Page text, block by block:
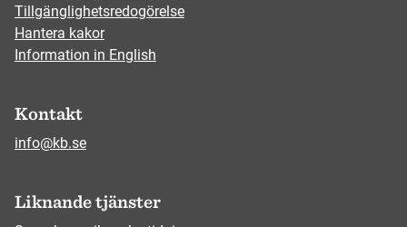
Tillgänglighetsredogörelse
Hantera kakor
Information in English
Kontakt
info@kb.se
Liknande tjänster